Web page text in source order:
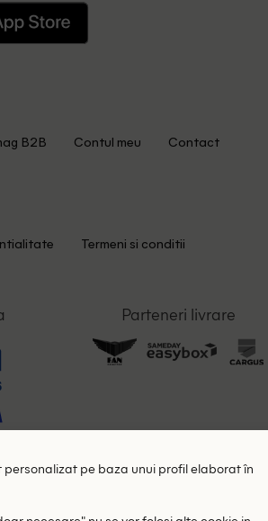
B2B Contul meu Contact
Termeni si conditii
Parteneri livrare
pe baza unui profil elaborat în